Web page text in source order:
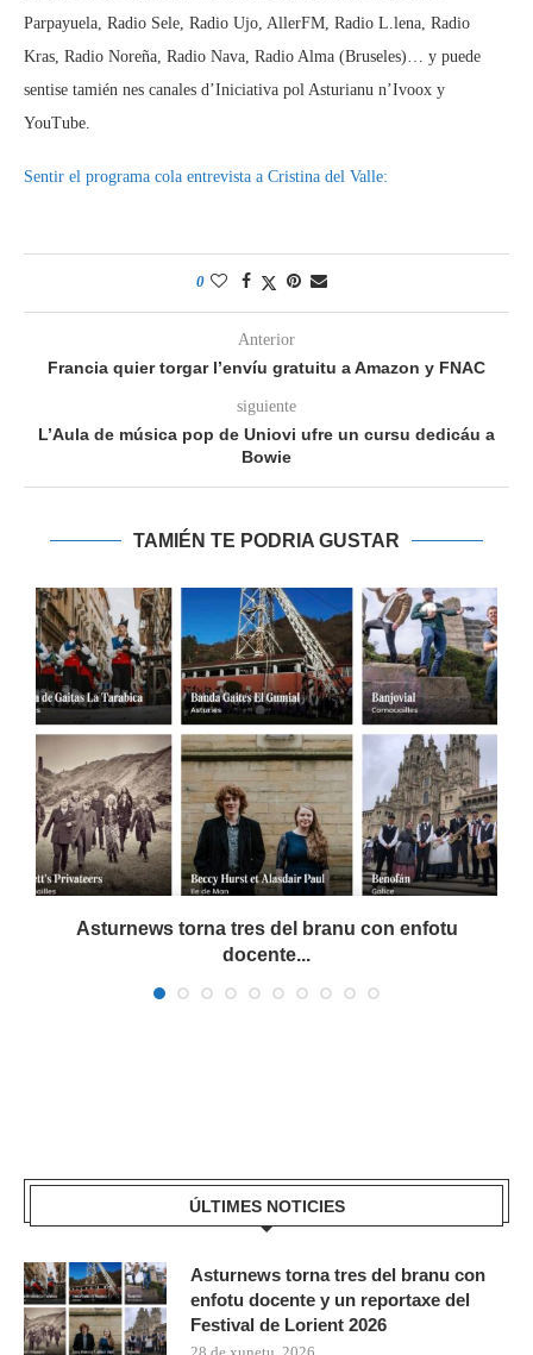
Parpayuela, Radio Sele, Radio Ujo, AllerFM, Radio L.lena, Radio
Kras, Radio Noreña, Radio Nava, Radio Alma (Bruseles)… y puede
sentise tamién nes canales d’Iniciativa pol Asturianu n’Ivoox y
YouTube.
Sentir el programa cola entrevista a Cristina del Valle:
0
Anterior
Francia quier torgar l’envíu gratuitu a Amazon y FNAC
siguiente
L’Aula de música pop de Uniovi ufre un cursu dedicáu a
Bowie
TAMIÉN TE PODRIA GUSTAR
Asturnews torna tres del branu con enfotu
docente...
ÚLTIMES NOTICIES
Asturnews torna tres del branu con
enfotu docente y un reportaxe del
Festival de Lorient 2026